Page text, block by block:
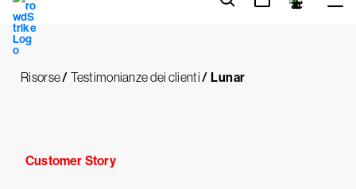
Risorse/ Testimonianze dei clienti/ Lunar
Customer Story